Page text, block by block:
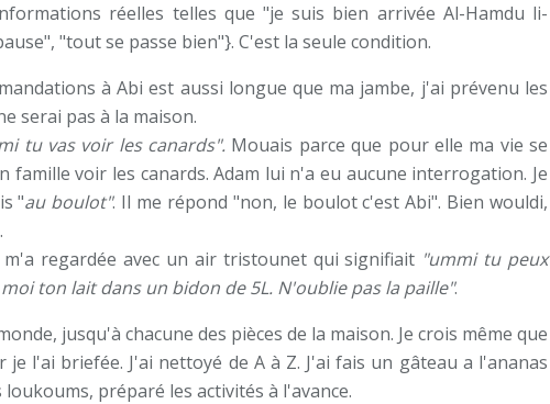
réelles telles que "je suis bien arrivée Al-Hamdu li-
"tout se passe bien"}. C'est la seule condition.
à Abi est aussi longue que ma jambe, j'ai prévenu les
serai pas à la maison.
tu vas voir les canards". Mouais parce que pour elle ma vie se
famille voir les canards. Adam lui n'a eu aucune interrogation. Je
"au boulot". Il me répond "non, le boulot c'est Abi". Bien wouldi,
regardée avec un air tristounet qui signifiait "ummi tu peux
ton lait dans un bidon de 5L. N'oublie pas la paille".
jusqu'à chacune des pièces de la maison. Je crois même que
je l'ai briefée. J'ai nettoyé de A à Z. J'ai fais un gâteau a l'ananas
préparé les activités à l'avance.